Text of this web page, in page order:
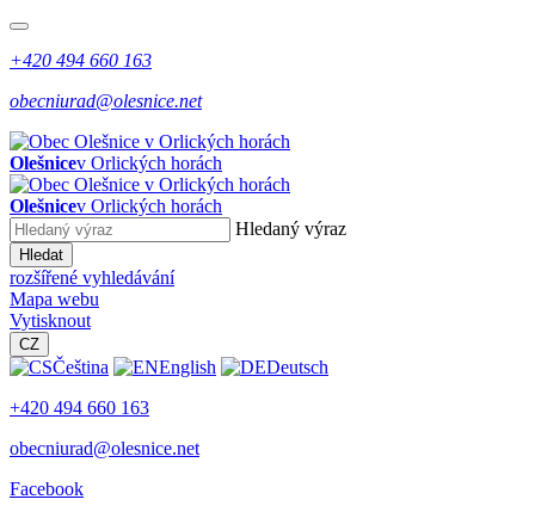
+420 494 660 163
obecniurad@olesnice.net
Olešnicev Orlických horách
Olešnicev Orlických horách
Hledaný výraz
Hledat
rozšířené vyhledávání
Mapa webu
Vytisknout
CZ
Čeština English
Deutsch
+420 494 660 163
obecniurad@olesnice.net
Facebook